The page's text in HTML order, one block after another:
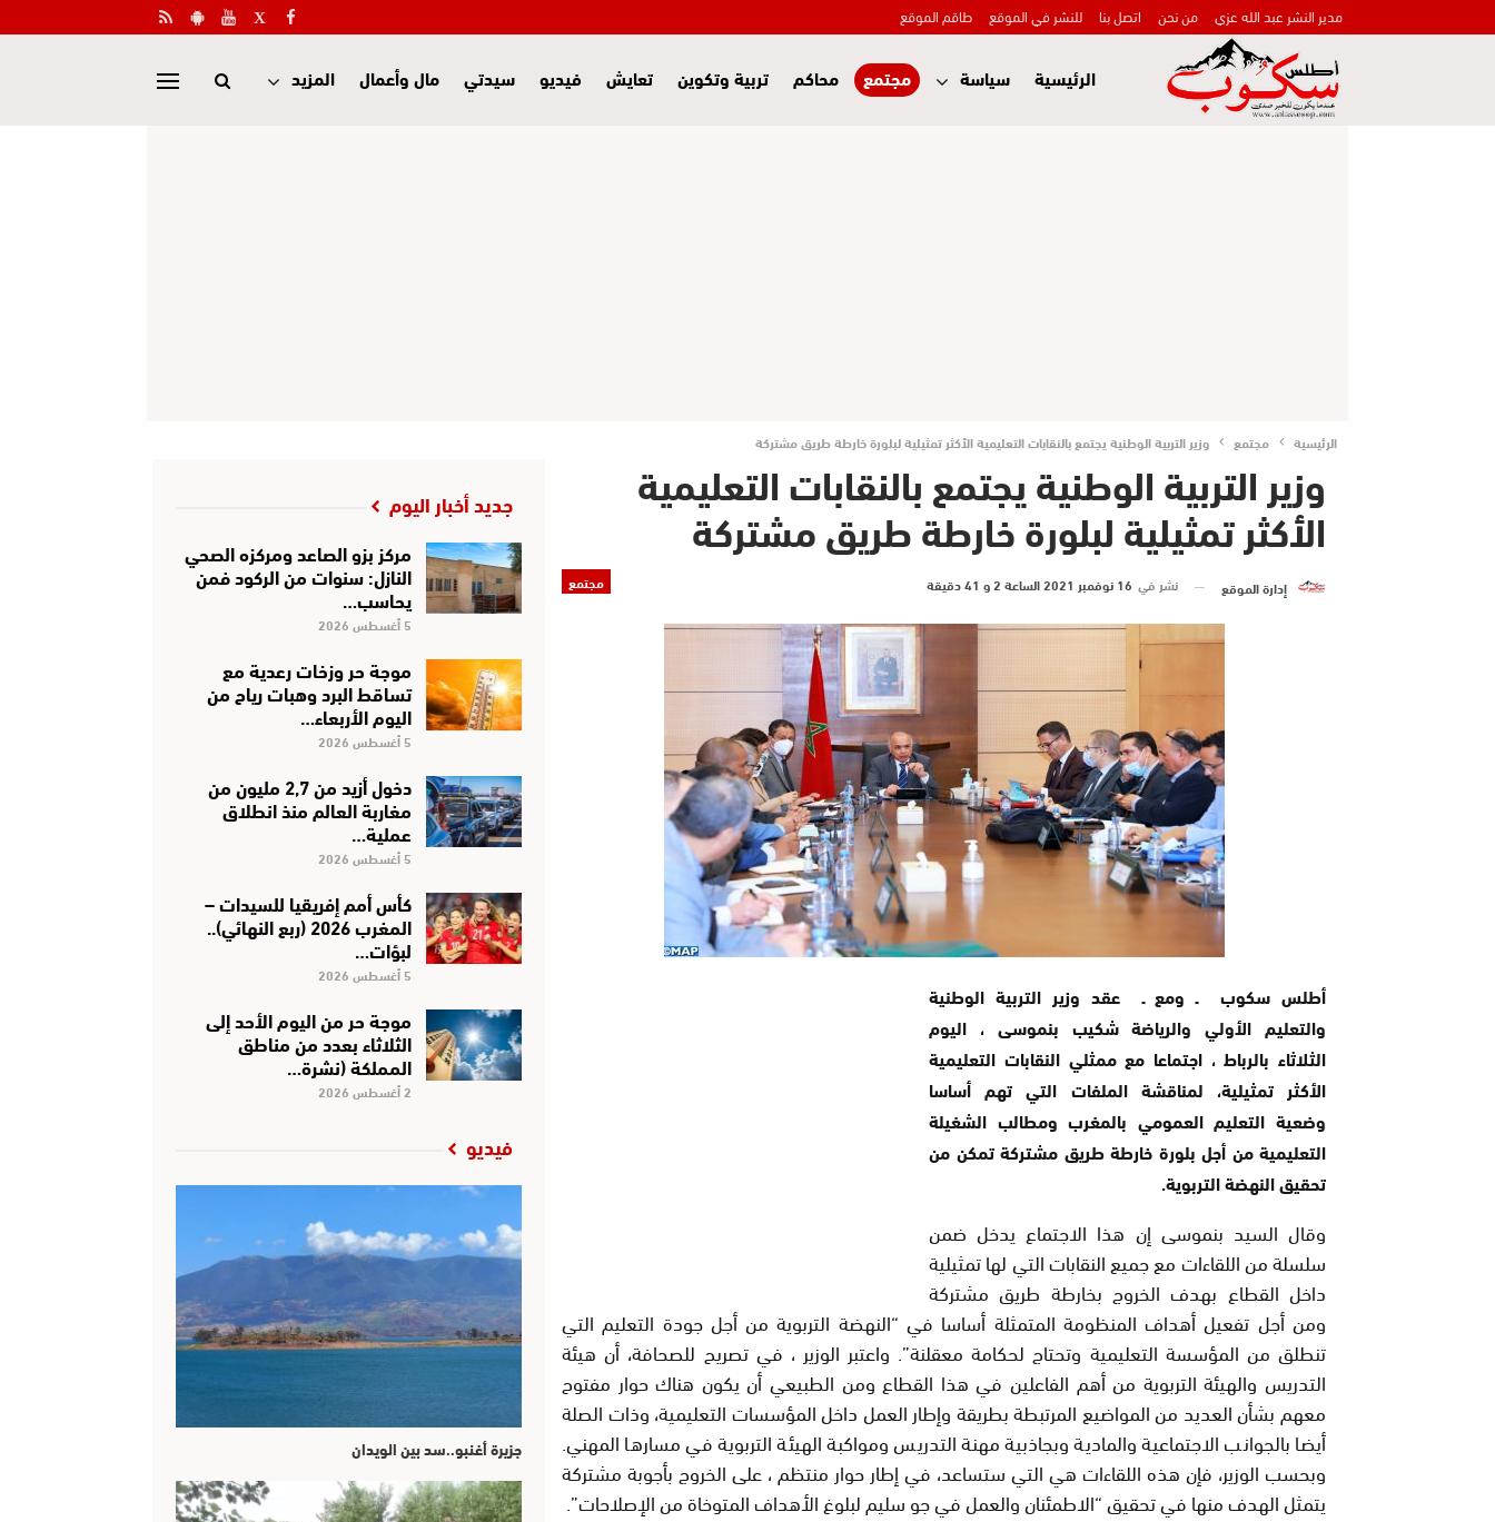
مدير النشر عبد الله عزي من نحن اتصل بنا للنشر في الموقع طاقم الموقع
الرئيسية سياسة مجتمع محاكم تربية وتكوين تعايش فيديو سيدتي مال وأعمال المزيد
الرئيسية مجتمع وزير التربية الوطنية يجتمع بالنقابات التعليمية الأكثر تمثيلية لبلورة خارطة طريق مشتركة
وزير التربية الوطنية يجتمع بالنقابات التعليمية
الأكثر تمثيلية لبلورة خارطة طريق مشتركة
مجتمع إدارة الموقع نشر في 16 نوفمبر 2021 الساعة 2 و 41 دقيقة
أطلس سكوب ـ ومع ـ عقد وزير التربية الوطنية
والتعليم الأولي والرياضة شكيب بنموسى ، اليوم
الثلاثاء بالرباط ، اجتماعا مع ممثلي النقابات التعليمية
الأكثر تمثيلية، لمناقشة الملفات التي تهم أساسا
وضعية التعليم العمومي بالمغرب ومطالب الشغيلة
التعليمية من أجل بلورة خارطة طريق مشتركة تمكن من
تحقيق النهضة التربوية.
وقال السيد بنموسى إن هذا الاجتماع يدخل ضمن
سلسلة من اللقاءات مع جميع النقابات التي لها تمثيلية
داخل القطاع بهدف الخروج بخارطة طريق مشتركة
ومن أجل تفعيل أهداف المنظومة المتمثلة أساسا في “النهضة التربوية من أجل جودة التعليم التي
تنطلق من المؤسسة التعليمية وتحتاج لحكامة معقلنة”. واعتبر الوزير ، في تصريح للصحافة، أن هيئة
التدريس والهيئة التربوية من أهم الفاعلين في هذا القطاع ومن الطبيعي أن يكون هناك حوار مفتوح
معهم بشأن العديد من المواضيع المرتبطة بطريقة وإطار العمل داخل المؤسسات التعليمية، وذات الصلة
أيضا بالجوانب الاجتماعية والمادية وبجاذبية مهنة التدريس ومواكبة الهيئة التربوية في مسارها المهني.
وبحسب الوزير، فإن هذه اللقاءات هي التي ستساعد، في إطار حوار منتظم ، على الخروج بأجوبة مشتركة
يتمثل الهدف منها في تحقيق “الاطمئنان والعمل في جو سليم لبلوغ الأهداف المتوخاة من الإصلاحات”.
جديد أخبار اليوم
مركز بزو الصاعد ومركزه الصحي
النازل: سنوات من الركود فمن
يحاسب…
5 أغسطس 2026
موجة حر وزخات رعدية مع
تساقط البرد وهبات رياح من
اليوم الأربعاء…
5 أغسطس 2026
دخول أزيد من 2,7 مليون من
مغاربة العالم منذ انطلاق
عملية…
5 أغسطس 2026
كأس أمم إفريقيا للسيدات –
المغرب 2026 (ربع النهائي)..
لبؤات…
5 أغسطس 2026
موجة حر من اليوم الأحد إلى
الثلاثاء بعدد من مناطق
المملكة (نشرة…
2 أغسطس 2026
فيديو
جزيرة أغنبو..سد بين الويدان